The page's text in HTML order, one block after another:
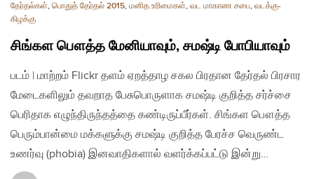
தேர்தல்கள், பொதுத் தேர்தல் 2015, மனித உரிமைகள், வட மாகாண சபை, வடக்கு-
கிழக்கு
சிங்கள பௌத்த மேனியாவும், சமஷ்டி போபியாவும்
படம் | மாற்றம் Flickr தளம் ஏறத்தாழ சகல பிரதான தேர்தல் பிரசார
மேடைகளிலும் தவறாத பேசுபொருளாக சமஷ்டி குறித்த சர்ச்சை
பெரிதாக எழுந்திருந்தத்தை கண்டிருப்பீர்கள். சிங்கள பௌத்த
பெரும்பான்மை மக்களுக்கு சமஷ்டி குறித்த பேரச்ச வெருண்ட
உணர்வு (phobia) இனவாதிகளால் வளர்க்கப்பட்டு இன்று…